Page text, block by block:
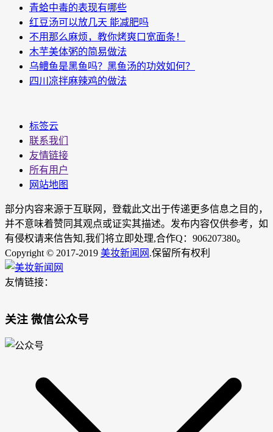
青蛤中毒的表现有哪些
红豆汤可以放几天 能减肥吗
不用那么麻烦，教你烤爽口宽面条！
木芋美体粥的简易做法
乌鳢鱼是黑鱼吗？黑鱼汤的功效如何？
四川凉拌麻辣鸡的做法
标签云
联系我们
友情链接
所有用户
网站地图
部分内容来源于互联网，登载此文出于传递更多信息之目的，
并不意味着赞同其观点或证实其描述。发布内容仅供参考，如
有侵权请来信告知,我们将立即处理,合作Q：906207380。
Copyright © 2017-2019 美妆新闻网 .保留所有权利
友情链接：
关注 微信公众号